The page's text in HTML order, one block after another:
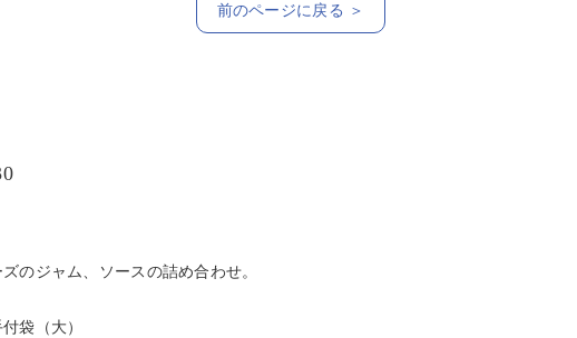
前のページに戻る ＞
のジャム、ソースの詰め合わせ。
袋（大）